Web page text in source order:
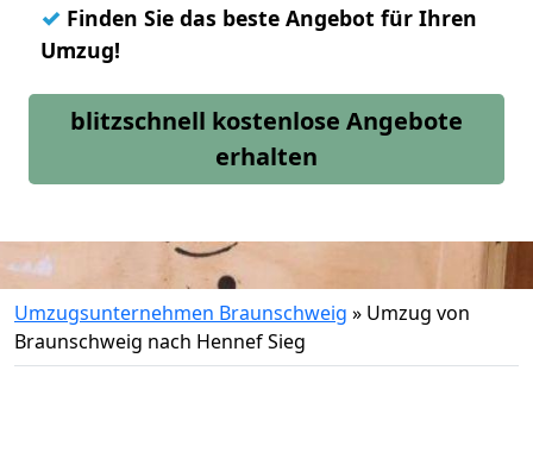
✓ Finden Sie das beste Angebot für Ihren
Umzug!
blitzschnell kostenlose Angebote
erhalten
Umzugsunternehmen Braunschweig » Umzug von
Braunschweig nach Hennef Sieg